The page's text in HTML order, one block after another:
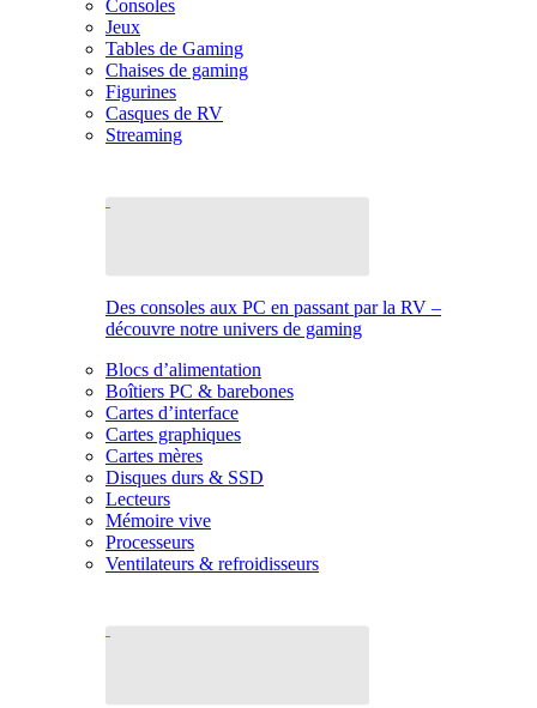
Consoles
Jeux
Tables de Gaming
Chaises de gaming
Figurines
Casques de RV
Streaming
Des consoles aux PC en passant par la RV –
découvre notre univers de gaming
Blocs d’alimentation
Boîtiers PC & barebones
Cartes d’interface
Cartes graphiques
Cartes mères
Disques durs & SSD
Lecteurs
Mémoire vive
Processeurs
Ventilateurs & refroidisseurs